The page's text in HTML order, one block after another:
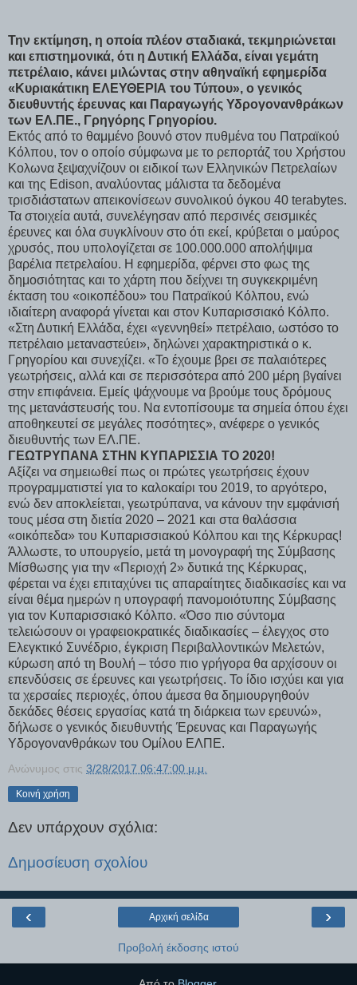
Την εκτίμηση, η οποία πλέον σταδιακά, τεκμηριώνεται
και επιστημονικά, ότι η Δυτική Ελλάδα, είναι γεμάτη
πετρέλαιο, κάνει μιλώντας στην αθηναϊκή εφημερίδα
«Κυριακάτικη ΕΛΕΥΘΕΡΙΑ του Τύπου», ο γενικός
διευθυντής έρευνας και Παραγωγής Υδρογονανθράκων
των ΕΛ.ΠΕ., Γρηγόρης Γρηγορίου.
Εκτός από το θαμμένο βουνό στον πυθμένα του Πατραϊκού
Κόλπου, τον ο οποίο σύμφωνα με το ρεπορτάζ του Χρήστου
Κολωνα ξεψαχνίζουν οι ειδικοί των Ελληνικών Πετρελαίων
και της Edison, αναλύοντας μάλιστα τα δεδομένα
τρισδιάστατων απεικονίσεων συνολικού όγκου 40 terabytes.
Τα στοιχεία αυτά, συνελέγησαν από περσινές σεισμικές
έρευνες και όλα συγκλίνουν στο ότι εκεί, κρύβεται ο μαύρος
χρυσός, που υπολογίζεται σε 100.000.000 απολήψιμα
βαρέλια πετρελαίου. Η εφημερίδα, φέρνει στο φως της
δημοσιότητας και το χάρτη που δείχνει τη συγκεκριμένη
έκταση του «οικοπέδου» του Πατραϊκού Κόλπου, ενώ
ιδιαίτερη αναφορά γίνεται και στον Κυπαρισσιακό Κόλπο.
«Στη Δυτική Ελλάδα, έχει «γεννηθεί» πετρέλαιο, ωστόσο το
πετρέλαιο μεταναστεύει», δηλώνει χαρακτηριστικά ο κ.
Γρηγορίου και συνεχίζει. «Το έχουμε βρει σε παλαιότερες
γεωτρήσεις, αλλά και σε περισσότερα από 200 μέρη βγαίνει
στην επιφάνεια. Εμείς ψάχνουμε να βρούμε τους δρόμους
της μετανάστευσής του. Να εντοπίσουμε τα σημεία όπου έχει
αποθηκευτεί σε μεγάλες ποσότητες», ανέφερε ο γενικός
διευθυντής των ΕΛ.ΠΕ.
ΓΕΩΤΡΥΠΑΝΑ ΣΤΗΝ ΚΥΠΑΡΙΣΣΙΑ ΤΟ 2020!
Αξίζει να σημειωθεί πως οι πρώτες γεωτρήσεις έχουν
προγραμματιστεί για το καλοκαίρι του 2019, το αργότερο,
ενώ δεν αποκλείεται, γεωτρύπανα, να κάνουν την εμφάνισή
τους μέσα στη διετία 2020 – 2021 και στα θαλάσσια
«οικόπεδα» του Κυπαρισσιακού Κόλπου και της Κέρκυρας!
Άλλωστε, το υπουργείο, μετά τη μονογραφή της Σύμβασης
Μίσθωσης για την «Περιοχή 2» δυτικά της Κέρκυρας,
φέρεται να έχει επιταχύνει τις απαραίτητες διαδικασίες και να
είναι θέμα ημερών η υπογραφή πανομοιότυπης Σύμβασης
για τον Κυπαρισσιακό Κόλπο. «Όσο πιο σύντομα
τελειώσουν οι γραφειοκρατικές διαδικασίες – έλεγχος στο
Ελεγκτικό Συνέδριο, έγκριση Περιβαλλοντικών Μελετών,
κύρωση από τη Βουλή – τόσο πιο γρήγορα θα αρχίσουν οι
επενδύσεις σε έρευνες και γεωτρήσεις. Το ίδιο ισχύει και για
τα χερσαίες περιοχές, όπου άμεσα θα δημιουργηθούν
δεκάδες θέσεις εργασίας κατά τη διάρκεια των ερευνώ»,
δήλωσε ο γενικός διευθυντής Έρευνας και Παραγωγής
Υδρογονανθράκων του Ομίλου ΕΛΠΕ.
Ανώνυμος στις 3/28/2017 06:47:00 μ.μ.
Κοινή χρήση
Δεν υπάρχουν σχόλια:
Δημοσίευση σχολίου
‹ ›
Αρχική σελίδα
Προβολή έκδοσης ιστού